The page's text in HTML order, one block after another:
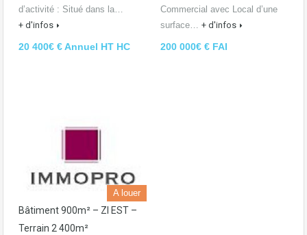
d’activité : Situé dans la…
+ d'infos
20 400€ € Annuel HT HC
Commercial avec Local d’une
surface… + d'infos
200 000€ € FAI
A louer
Bâtiment 900m² – ZI EST –
Terrain 2 400m²